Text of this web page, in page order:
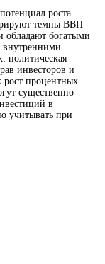
роста.
темпы ВВП
обладают богатыми
политическая
инвесторов и
процентных
существенно
в
учитывать при